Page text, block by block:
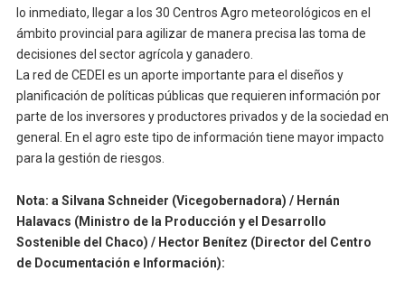
lo inmediato, llegar a los 30 Centros Agro meteorológicos en el
ámbito provincial para agilizar de manera precisa las toma de
decisiones del sector agrícola y ganadero.
La red de CEDEI es un aporte importante para el diseños y
planificación de políticas públicas que requieren información por
parte de los inversores y productores privados y de la sociedad en
general. En el agro este tipo de información tiene mayor impacto
para la gestión de riesgos.
Nota: a Silvana Schneider (Vicegobernadora) / Hernán
Halavacs (Ministro de la Producción y el Desarrollo
Sostenible del Chaco) / Hector Benítez (Director del Centro
de Documentación e Información):